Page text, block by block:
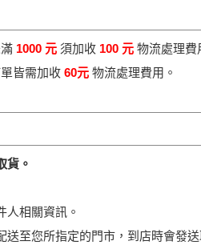
1000 元 須加收 100 元 物流處理費
單皆需加收 60元 物流處理費用。
貨。
人相關資訊。
送至您所指定的門市，到店時會發